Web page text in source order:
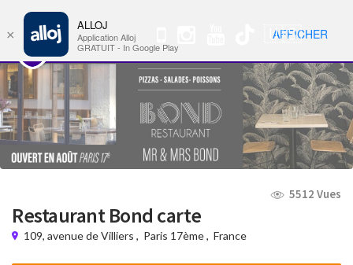
🇺🇸 Nav
5512 Vues
Restaurant Bond carte
109, avenue de Villiers , Paris 17ème, France
×
ALLOJ
Application Alloj
GRATUIT - In Google Play
AFFICHER